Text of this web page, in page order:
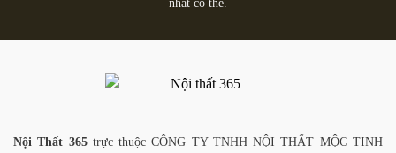
nhất có thể.
Nội Thất 365trực thuộc CÔNG TY TNHH NỘI THẤT MỘC TINH